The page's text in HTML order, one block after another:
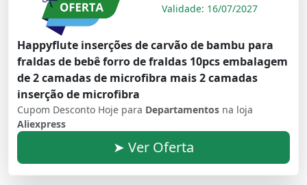
Validade: 16/07/2027
Happyflute inserções de carvão de bambu para
fraldas de bebê forro de fraldas 10pcs embalagem
de 2 camadas de microfibra mais 2 camadas
inserção de microfibra
Cupom Desconto Hoje para Departamentos na loja
Aliexpress
➤ Ver Oferta